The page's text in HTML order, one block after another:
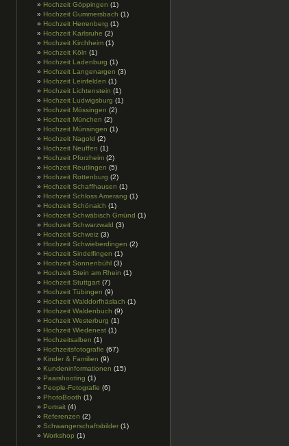
Hochzeit Göppingen (1)
Hochzeit Gummersbach (1)
Hochzeit Herrenberg (1)
Hochzeit Karlsruhe (2)
Hochzeit Kirchheim (1)
Hochzeit Köln (1)
Hochzeit Ladenburg (1)
Hochzeit Langenargen (3)
Hochzeit Leinfelden (1)
Hochzeit Lichtenstein (1)
Hochzeit Ludwigsburg (1)
Hochzeit Mössingen (2)
Hochzeit München (2)
Hochzeit Münsingen (1)
Hochzeit Nagold (2)
Hochzeit Neuffen (1)
Hochzeit Pforzheim (2)
Hochzeit Reutlingen (5)
Hochzeit Rottenburg (2)
Hochzeit Schaffhausen (1)
Hochzeit Schloss Amerang (1)
Hochzeit Schönaich (1)
Hochzeit Schwäbisch Gmünd (1)
Hochzeit Schwarzwald (3)
Hochzeit Schweiz (3)
Hochzeit Schwieberdingen (2)
Hochzeit Sindelfingen (1)
Hochzeit Sonnenbühl (3)
Hochzeit Stein am Rhein (1)
Hochzeit Stuttgart (7)
Hochzeit Tübingen (9)
Hochzeit Walddorfhäslach (1)
Hochzeit Waldenbuch (9)
Hochzeit Westerburg (1)
Hochzeit Wiedenest (1)
Hochzeitsalben (1)
Hochzeitsfotografie (67)
Kinder & Familien (9)
Kundeninformationen (15)
Paarshooting (1)
People-Fotografie (6)
PhotoBooth (1)
Portrait (4)
Referenzen (2)
Schwangerschaftsbilder (1)
Workshop (1)